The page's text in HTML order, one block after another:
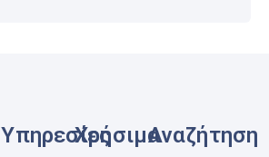
ΥπηρεσίεςΧρήσιμαΑναζήτηση